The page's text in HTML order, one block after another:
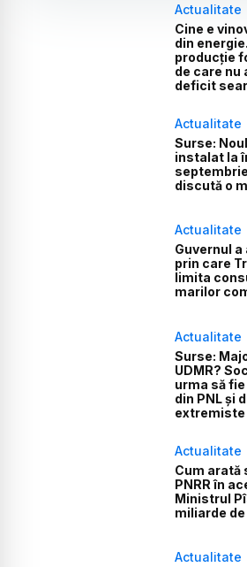
Actualitate
Cine e
din
producție
de care nu
deficit
Actualitate
Surse:
instalat la
discută o
Actualitate
Guvernul
prin care
limita
marilor
Actualitate
Surse:
UDMR?
urma să
din PNL și
extremiste
Actualitate
Cum arată
PNRR în
Ministrul
miliarde
Actualitate